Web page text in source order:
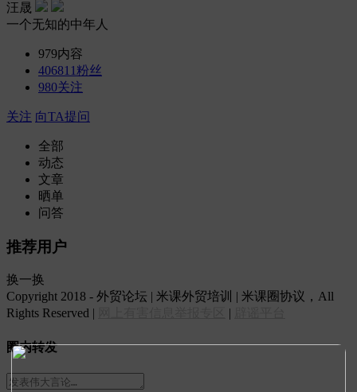
汪晟
一个无知的中年人
979内容
406811 粉丝
980关注
关注 向TA提问
全部
动态
文章
晒单
问答
推荐用户
换一换
Copyright 2018 - 外贸论坛 | 米课外贸培训 | 米课圈协议，All
Rights Reserved |
|
圈内转发